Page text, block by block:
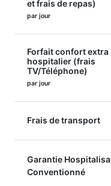
et frais de repas)
par jour
Forfait confort extra
hospitalier (frais
TV/Téléphone)
par jour
Frais de transport
Garantie
Conventionné